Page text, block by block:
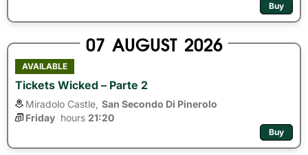
Buy
07 AUGUST 2026
AVAILABLE
Tickets Wicked – Parte 2
Miradolo Castle, San Secondo Di Pinerolo
Friday hours 21:20
Buy